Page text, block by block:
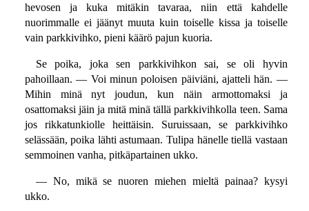
hevosen ja kuka mitäkin tavaraa, niin että kahdelle
nuorimmalle ei jäänyt muuta kuin toiselle kissa ja toiselle
vain parkkivihko, pieni käärö pajun kuoria.
Se poika, joka sen parkkivihkon sai, se oli hyvin
pahoillaan. — Voi minun poloisen päiviäni, ajatteli hän. —
Mihin minä nyt joudun, kun näin armottomaksi ja
osattomaksi jäin ja mitä minä tällä parkkivihkolla teen. Sama
jos rikkatunkiolle heittäisin. Suruissaan, se parkkivihko
selässään, poika lähti astumaan. Tulipa hänelle tiellä vastaan
semmoinen vanha, pitkäpartainen ukko.
— No, mikä se nuoren miehen mieltä painaa? kysyi
ukko.